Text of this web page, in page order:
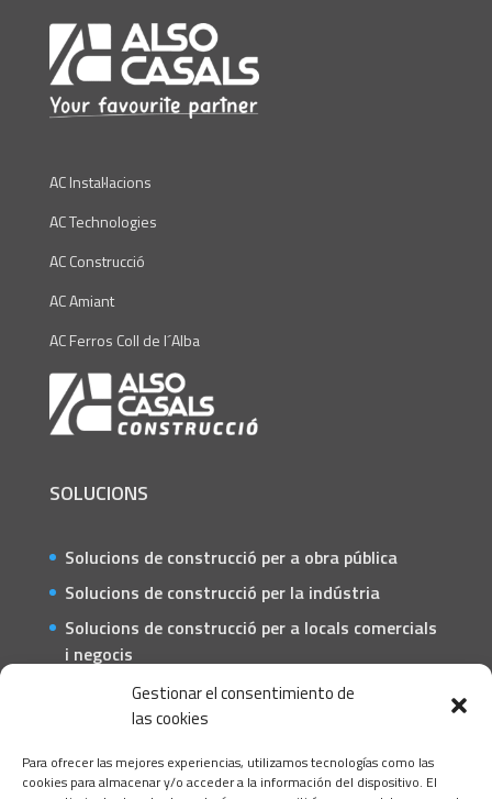
Gestionar el consentimiento de
las cookies
Para ofrecer las mejores experiencias, utilizamos tecnologías como las
cookies para almacenar y/o acceder a la información del dispositivo. El
AC Instal·lacions
AC Technologies
AC Construcció
AC Amiant
AC Ferros Coll de l´Alba
SOLUCIONS
Solucions de construcció per a obra pública
Solucions de construcció per la indústria
Solucions de construcció per a locals comercials
i negocis
Solucions de construcció per a particulars
C/ Barcelona, 74 – Tortosa 43500